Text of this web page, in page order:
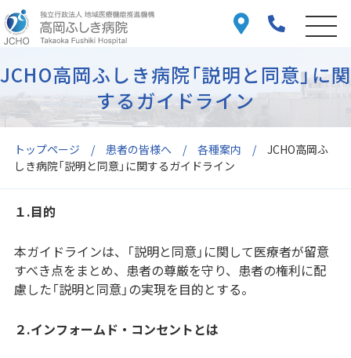
トップページ 患者の皆様へ 各種案内
JCHO高岡ふ
しき病院「説明と同意」に関するガイドライン
JCHO高岡ふしき病院「説明と同意」に関
するガイドライン
１.目的
本ガイドラインは、「説明と同意」に関して医療者が留意
すべき点をまとめ、患者の尊厳を守り、患者の権利に配
慮した「説明と同意」の実現を目的とする。
２.インフォームド・コンセントとは